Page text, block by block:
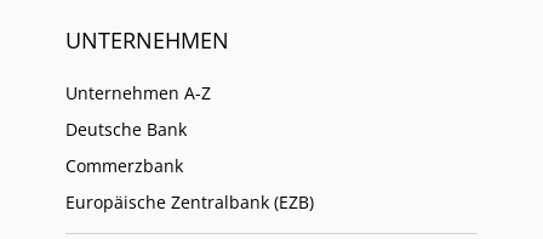
UNTERNEHMEN
Unternehmen A-Z
Deutsche Bank
Commerzbank
Europäische Zentralbank (EZB)